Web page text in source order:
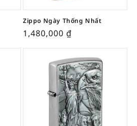
Zippo Ngày Thống Nhất
1,480,000 ₫